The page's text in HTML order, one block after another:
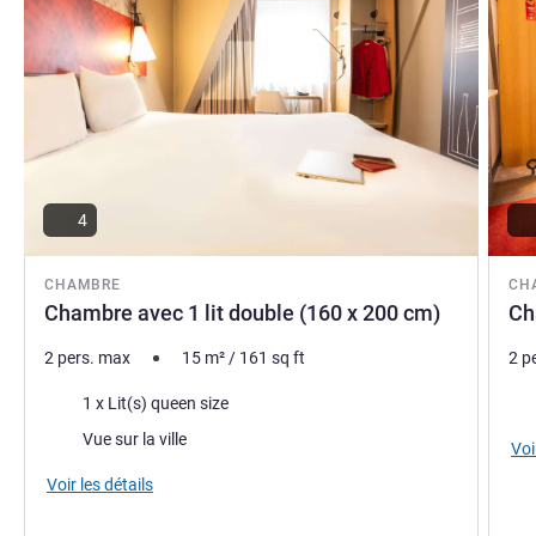
CHAMBRE
Chambre avec 1 lit double (160 x 200 cm)
4
2 pers. max 15 m²/ 161 sq ft
Literie1 x Lit(s) queen size
Vues :Vue sur la ville
Voir les détails
2